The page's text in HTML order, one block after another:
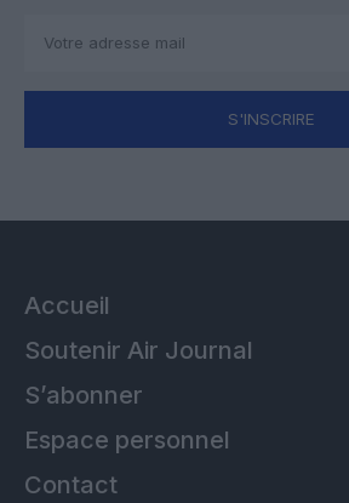
S'INSCRIRE
Accueil
Soutenir Air Journal
S’abonner
Espace personnel
Contact